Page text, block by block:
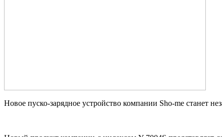
Новое пуско-зарядное устройство компании Sho-me станет